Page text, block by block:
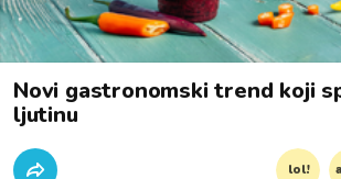
Novi gastronomski trend koji
ljutinu
lol!